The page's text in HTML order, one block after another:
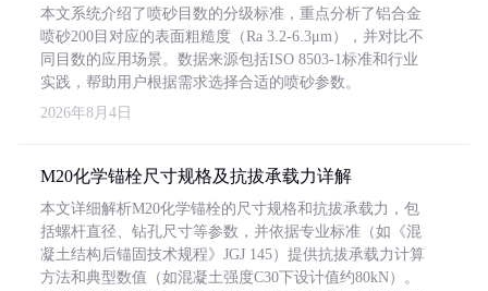
本文系统介绍了喷砂目数的分级标准，重点分析了铝合金
喷砂200目对应的表面粗糙度（Ra 3.2-6.3μm），并对比不
同目数的应用场景。数据来源包括ISO 8503-1标准和行业
实践，帮助用户根据需求选择合适的喷砂参数。
2026年8月4日
M20化学锚栓尺寸规格及抗拔承载力详解
本文详细解析M20化学锚栓的尺寸规格和抗拔承载力，包
括螺杆直径、钻孔尺寸等参数，并依据专业标准（如《混
凝土结构后锚固技术规程》JGJ 145）提供抗拔承载力计算
方法和典型数值（如混凝土强度C30下设计值约80kN）。